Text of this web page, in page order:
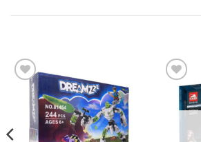
افزودن
به
علاقه
مندی
افزودن
به
علاقه
مندی
ها